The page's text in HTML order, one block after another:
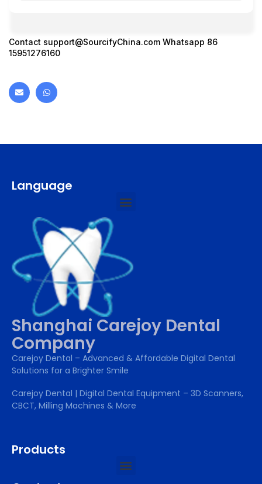
Contact support@SourcifyChina.com Whatsapp 86
15951276160
Language
Shanghai Carejoy Dental
Company
Carejoy Dental – Advanced & Affordable Digital Dental
Solutions for a Brighter Smile
Carejoy Dental | Digital Dental Equipment – 3D Scanners,
CBCT, Milling Machines & More
Products